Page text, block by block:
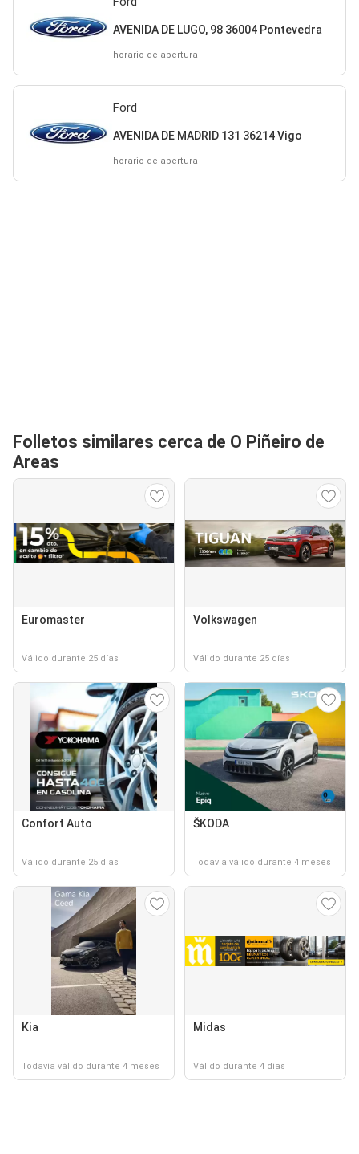
AVENIDA DE LUGO, 98 36004 Pontevedra
horario de apertura
Ford
AVENIDA DE MADRID 131 36214 Vigo
horario de apertura
Folletos similares cerca de O Piñeiro de
Areas
Euromaster
Válido durante 25 días
Volkswagen
Válido durante 25 días
Confort Auto
Válido durante 25 días
ŠKODA
Todavía válido durante 4 meses
Kia
Todavía válido durante 4 meses
Midas
Válido durante 4 días